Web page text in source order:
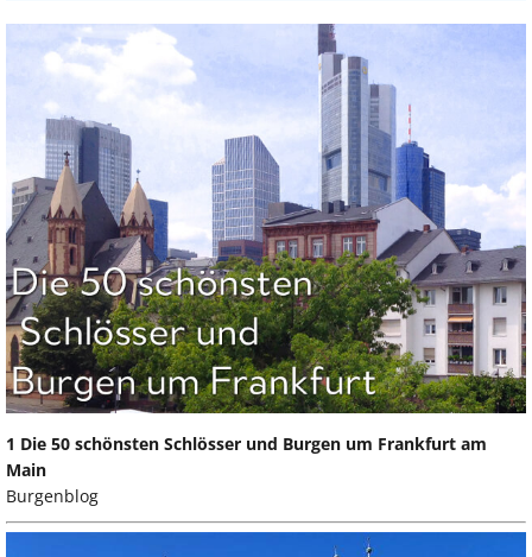
1 Die 50 schönsten Schlösser und Burgen um Frankfurt am
Main
Burgenblog